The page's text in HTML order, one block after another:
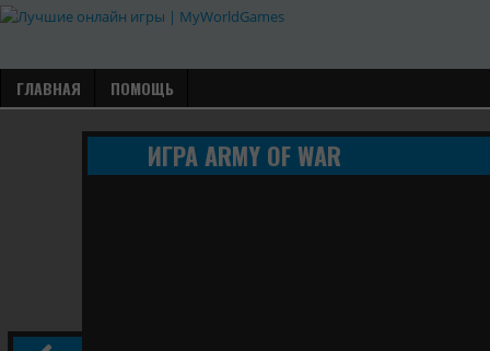
ГЛАВНАЯ ПОМОЩЬ
ИГРА ARMY OF WAR